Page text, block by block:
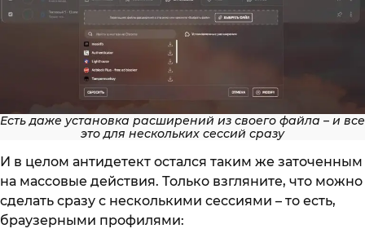
Есть даже установка расширений из своего файла – и все
это для нескольких сессий сразу
И в целом антидетект остался таким же заточенным
на массовые действия. Только взгляните, что можно
сделать сразу с несколькими сессиями – то есть,
браузерными профилями: